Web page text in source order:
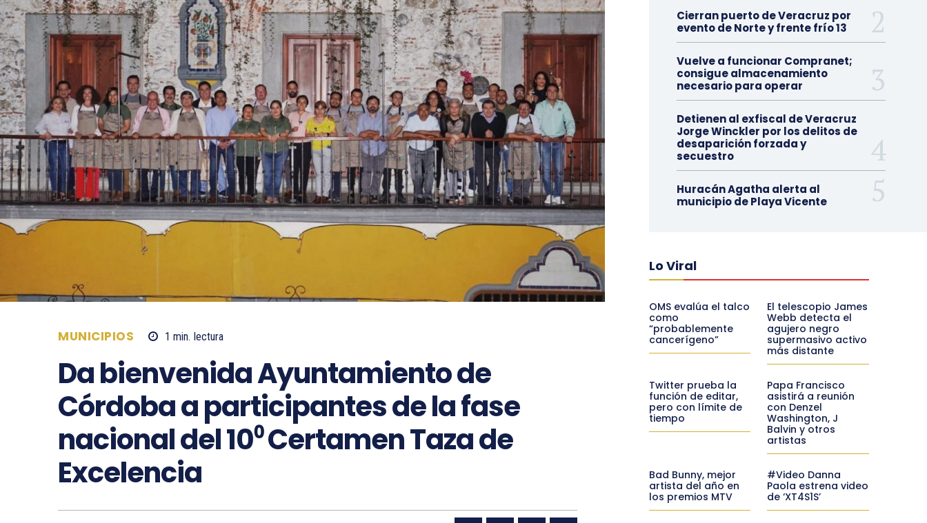
MUNICIPIOS 1 min. lectura
Da bienvenida Ayuntamiento de
Córdoba a participantes de la fase
nacional del 10⁰ Certamen Taza de
Excelencia
Cierran puerto de Veracruz por
evento de Norte y frente frío 13
Vuelve a funcionar Compranet;
consigue almacenamiento
necesario para operar
Detienen al exfiscal de Veracruz
Jorge Winckler por los delitos de
desaparición forzada y
secuestro
Huracán Agatha alerta al
municipio de Playa Vicente
Lo Viral
OMS evalúa el talco
como
“probablemente
cancerígeno”
El telescopio James
Webb detecta el
agujero negro
supermasivo activo
más distante
Twitter prueba la
función de editar,
pero con límite de
tiempo
Papa Francisco
asistirá a reunión
con Denzel
Washington, J
Balvin y otros
artistas
Bad Bunny, mejor
artista del año en
los premios MTV
#Video Danna
Paola estrena video
de ‘XT4S1S’